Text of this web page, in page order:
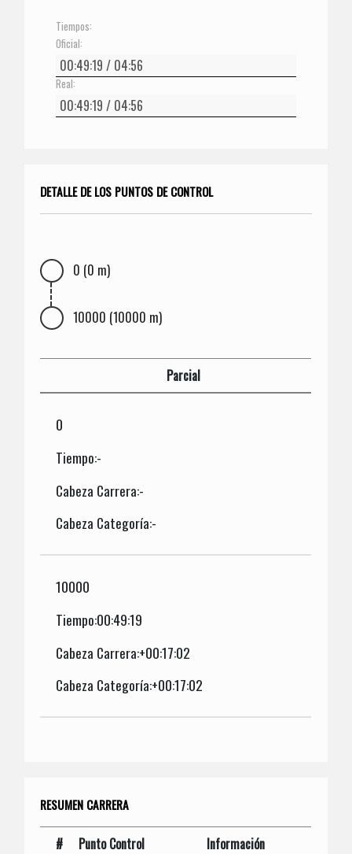
Tiempos:
Oficial:
Real:
DETALLE DE LOS PUNTOS DE CONTROL
0 (0 m)
10000 (10000 m)
Parcial
0
Tiempo:-
Cabeza Carrera:-
Cabeza Categoría:-
10000
Tiempo:00:49:19
Cabeza Carrera:+00:17:02
Cabeza Categoría:+00:17:02
RESUMEN CARRERA
# Punto Control Información